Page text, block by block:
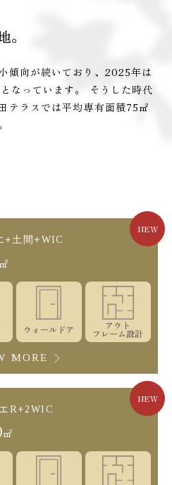
傾向が続いており、2025年は
なっています。 そうした時代
テラスでは平均専有面積75㎡
NEW
+土間+WIC
㎡
ウォールドア アウト
フレーム設計
MORE
NEW
R+2WIC
㎡